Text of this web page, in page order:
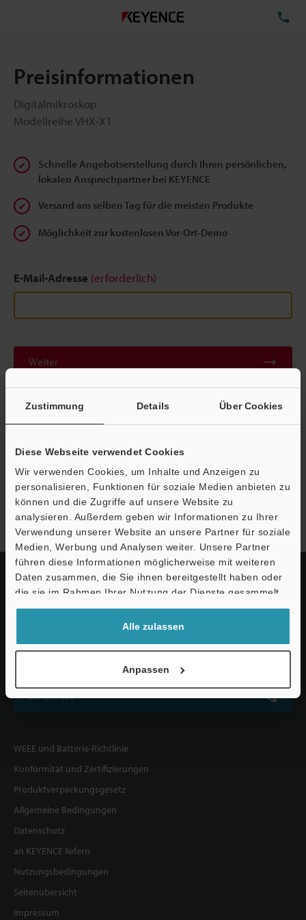
Zustimmung Details Über Cookies
Diese Webseite verwendet Cookies
Wir verwenden Cookies, um Inhalte und Anzeigen zu
personalisieren, Funktionen für soziale Medien anbieten zu
können und die Zugriffe auf unsere Website zu
analysieren. Außerdem geben wir Informationen zu Ihrer
Verwendung unserer Website an unsere Partner für soziale
Medien, Werbung und Analysen weiter. Unsere Partner
führen diese Informationen möglicherweise mit weiteren
Daten zusammen, die Sie ihnen bereitgestellt haben oder
die sie im Rahmen Ihrer Nutzung der Dienste gesammelt
haben.
Alle zulassen
Anpassen
Preisinformationen
Digitalmikroskop
Modellreihe VHX-X1
Schnelle Angebotserstellung durch Ihren persönlichen,
lokalen Ansprechpartner bei KEYENCE
Versand am selben Tag für die meisten Produkte
Möglichkeit zur kostenlosen Vor-Ort-Demo
E-Mail-Adresse (erforderlich)
Weiter
Datenschutz ist uns wichtig - Ihre Daten werden niemals
weitergegeben.
Datenschutz
Modellreihe VHX-X1
De-Saint-Exupéry-Straße 3, 60549 Frankfurt am Main, Deutschland
069 654 000
WEEE und Batterie-Richtlinie
Konformität und Zertifizierungen
Produktverpackungsgesetz
Allgemeine Bedingungen
Datenschutz
an KEYENCE liefern
Nutzungsbedingungen
Seitenübersicht
Impressum